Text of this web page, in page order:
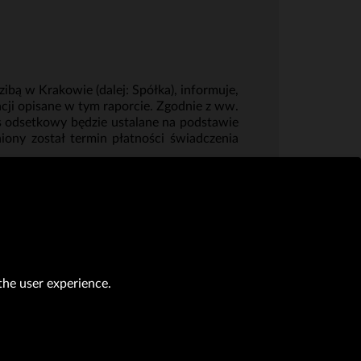
w Krakowie (dalej: Spółka), informuje,
opisane w tym raporcie. Zgodnie z ww.
odsetkowy będzie ustalane na podstawie
został termin płatności świadczenia
user experience.